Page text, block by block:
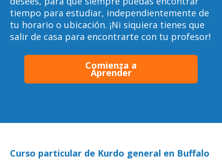
tiempo para estudiar, independientemente de
tu horario o ubicación. ¡Ni siquiera tienes que
salir de casa para encontrarte con tu profesor!
Comienza a
Aprender
Curso particular de Kurdo general en Buffalo